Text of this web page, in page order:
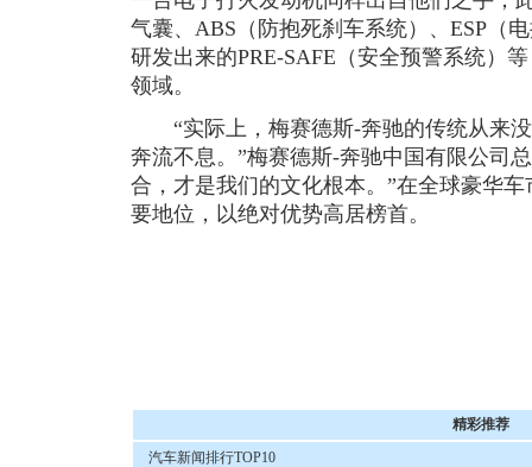
气囊、ABS（防抱死刹车系统）、ESP（
研发出来的PRE-SAFE（安全预警系统）
领域。
“实际上，梅赛德斯-奔驰的传统从来没
奔流不息。”梅赛德斯-奔驰中国有限公司
合，才是我们的文化根本。”在全球豪华
要地位，以绝对优势高居榜首。
精彩推荐
汽车新闻排行TOP10